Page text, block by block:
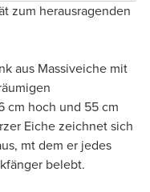
zum herausragenden
aus Massiveiche mit
cm hoch und 55 cm
Eiche zeichnet sich
mt dem er jedes
belebt.